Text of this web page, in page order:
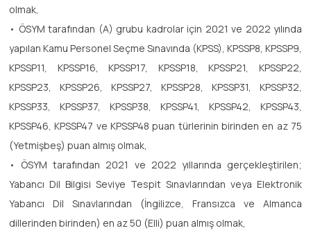
olmak,
• ÖSYM tarafından (A) grubu kadrolar için 2021 ve 2022 yılında
yapılan Kamu Personel Seçme Sınavında (KPSS), KPSSP8, KPSSP9,
KPSSP11, KPSSP16, KPSSP17, KPSSP18, KPSSP21, KPSSP22,
KPSSP23, KPSSP26, KPSSP27, KPSSP28, KPSSP31, KPSSP32,
KPSSP33, KPSSP37, KPSSP38, KPSSP41, KPSSP42, KPSSP43,
KPSSP46, KPSSP47 ve KPSSP48 puan türlerinin birinden en az 75
(Yetmişbeş) puan almış olmak,
• ÖSYM tarafından 2021 ve 2022 yıllarında gerçekleştirilen;
Yabancı Dil Bilgisi Seviye Tespit Sınavlarından veya Elektronik
Yabancı Dil Sınavlarından (İngilizce, Fransızca ve Almanca
dillerinden birinden) en az 50 (Elli) puan almış olmak,